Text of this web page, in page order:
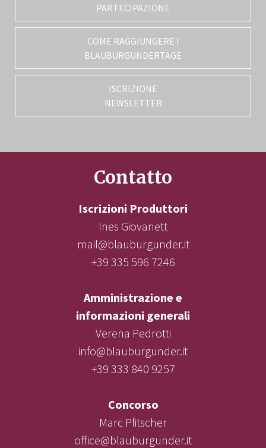
PARTECIPAZIONE
COME RAGGIUNGERE I
BLAUBURGUNDERTAGE
ISCRIZIONE
NEWSLETTER
Contatto
Iscrizioni Produttori
Ines Giovanett
mail@blauburgunder.it
+39 335 596 7246
Amministrazione e
informazioni generali
Verena Pedrotti
info@blauburgunder.it
+39 333 840 9257
Concorso
Marc Pfitscher
office@blauburgunder.it